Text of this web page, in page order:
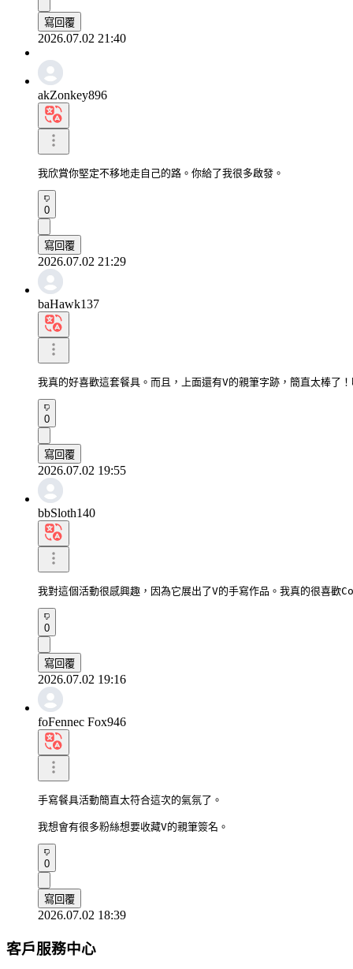
寫回覆
2026.07.02 21:40
akZonkey896
我欣賞你堅定不移地走自己的路。你給了我很多啟發。
0
寫回覆
2026.07.02 21:29
baHawk137
我真的好喜歡這套餐具。而且，上面還有V的親筆字跡，簡直太棒了
0
寫回覆
2026.07.02 19:55
bbSloth140
我對這個活動很感興趣，因為它展出了V的手寫作品。我真的很喜
0
寫回覆
2026.07.02 19:16
foFennec Fox946
手寫餐具活動簡直太符合這次的氣氛了。
我想會有很多粉絲想要收藏V的親筆簽名。
0
寫回覆
2026.07.02 18:39
客戶服務中心